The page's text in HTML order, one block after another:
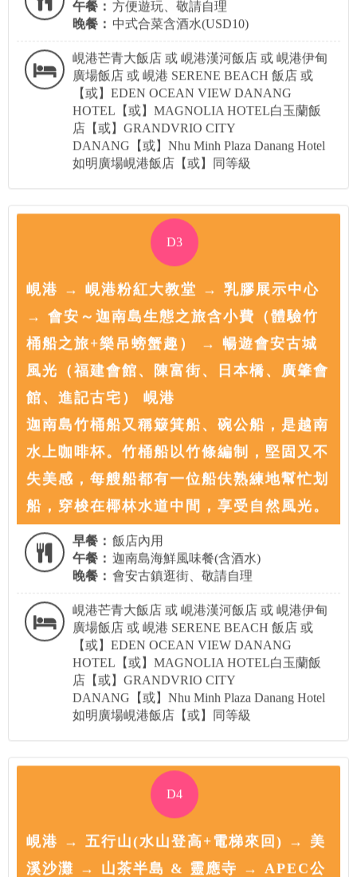
午餐： 方便遊玩、敬請自理
晚餐： 中式合菜含酒水(USD10)
峴港芒青大飯店 或 峴港漢河飯店 或 峴港伊甸
廣場飯店 或 峴港 SERENE BEACH 飯店 或
【或】EDEN OCEAN VIEW DANANG
HOTEL【或】MAGNOLIA HOTEL白玉蘭飯
店【或】GRANDVRIO CITY
DANANG【或】Nhu Minh Plaza Danang Hotel
如明廣場峴港飯店【或】同等級
D3
峴港 → 峴港粉紅大教堂 → 乳膠展示中心
→ 會安～迦南島生態之旅含小費（體驗竹
桶船之旅+樂吊螃蟹趣） → 暢遊會安古城
風光（福建會館、陳富街、日本橋、廣肇會
館、進記古宅） 峴港
迦南島竹桶船又稱簸箕船、碗公船，是越南
水上咖啡杯。竹桶船以竹條編制，堅固又不
失美感，每艘船都有一位船伕熟練地幫忙划
船，穿梭在椰林水道中間，享受自然風光。
早餐： 飯店內用
午餐： 迦南島海鮮風味餐(含酒水)
晚餐： 會安古鎮逛街、敬請自理
峴港芒青大飯店 或 峴港漢河飯店 或 峴港伊甸
廣場飯店 或 峴港 SERENE BEACH 飯店 或
【或】EDEN OCEAN VIEW DANANG
HOTEL【或】MAGNOLIA HOTEL白玉蘭飯
店【或】GRANDVRIO CITY
DANANG【或】Nhu Minh Plaza Danang Hotel
如明廣場峴港飯店【或】同等級
D4
峴港 → 五行山(水山登高+電梯來回) → 美
溪沙灘 → 山茶半島 & 靈應寺 → APEC公